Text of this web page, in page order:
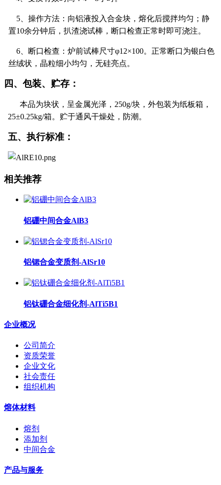
5 、操作方法：向铝液投入合金块，熔化后搅拌均匀；静
置10余分钟后，扒渣浇试棒，断口检查正常时即可浇注。
6 、断口检查：炉前试棒尺寸φ12×100。正常断口为银白色
丝绒状，晶粒细小均匀，无硅亮点。
四、包装、贮存：
本品为块状，呈金属光泽， 250g/块，外包装为纸板箱，
25±0.25kg/箱。贮于通风干燥处，防潮。
五、执行标准：
相关推荐
铝硼中间合金AlB3
铝锶合金变质剂-AlSr10
铝钛硼合金细化剂-AlTi5B1
企业概况
公司简介
资质荣誉
企业文化
社会责任
组织机构
熔体材料
熔剂
添加剂
中间合金
产品与服务